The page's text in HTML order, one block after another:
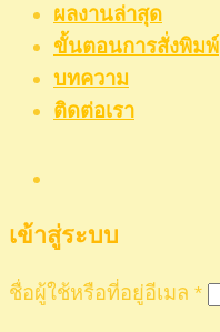
ผลงานล่าสุด
ขั้นตอนการสั่งพิมพ์
บทความ
ติดต่อเรา
เข้าสู่ระบบ
ชื่อผู้ใช้หรือที่อยู่อีเมล *